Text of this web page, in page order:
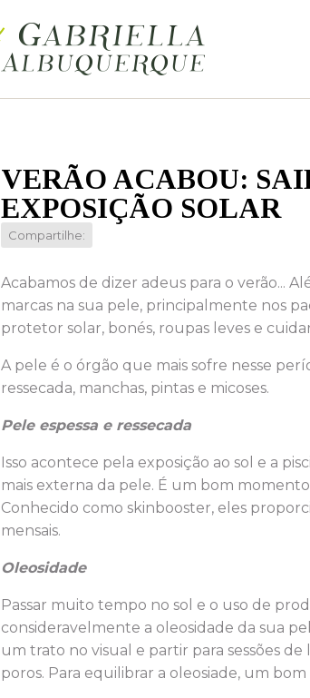
VERÃO ACABOU:
EXPOSIÇÃO SOLAR
Compartilhe:
Acabamos de dizer adeus para o verão...
marcas na sua pele, principalmente nos
protetor solar, bonés, roupas leves e
A pele é o órgão que mais sofre nesse
ressecada, manchas, pintas e micoses.
Pele espessa e ressecada
Isso acontece pela exposição ao sol e a
mais externa da pele. É um bom
Conhecido como skinbooster, eles
mensais.
Oleosidade
Passar muito tempo no sol e o uso de
consideravelmente a oleosidade da sua
um trato no visual e partir para sessões
poros. Para equilibrar a oleosiade, um